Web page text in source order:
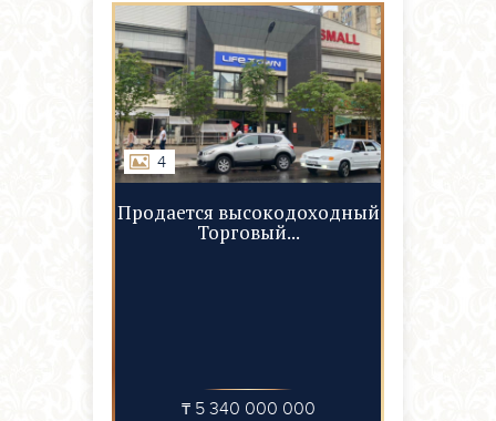
4
Продается высокодоходный
Торговый...
₸ 5 340 000 000